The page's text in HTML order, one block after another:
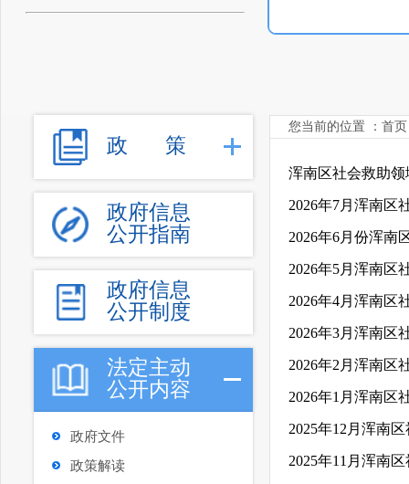
政 策
政府信息
公开指南
政府信息
公开制度
法定主动
公开内容
政府文件
政策解读
您当前的位置 ： 首页
浑南区社会救助
2026年7月浑南区
2026年6月份浑南
2026年5月浑南区
2026年4月浑南区
2026年3月浑南区
2026年2月浑南区
2026年1月浑南区
2025年12月浑南
2025年11月浑南